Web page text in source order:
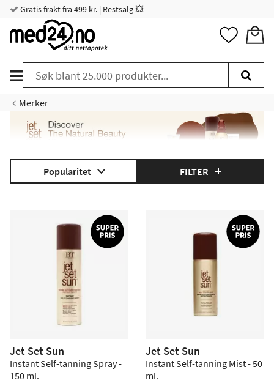
Gratis frakt fra 499 kr. | Restsalg 💥
Merker
Popularitet FILTER
Jet Set Sun
Instant Self-tanning Spray -
150 ml.
Jet Set Sun
Instant Self-tanning Mist - 50
ml.